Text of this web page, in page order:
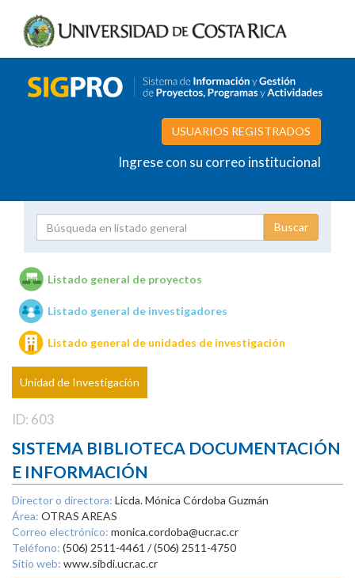
USUARIOS REGISTRADOS
Ingrese con su correo institucional
Unidades de investigación
Listado general de proyectos
Listado general de investigadores
Listado general de unidades de investigación
Unidad de Investigación
ID: 603
SISTEMA BIBLIOTECA DOCUMENTACIÓN
E INFORMACIÓN
Director o directora: Licda. Mónica Córdoba Guzmán
Área: OTRAS AREAS
Correo electrónico: monica.cordoba@ucr.ac.cr
Teléfono: (506) 2511-4461 / (506) 2511-4750
Sitio web: www.sibdi.ucr.ac.cr